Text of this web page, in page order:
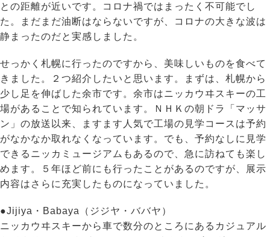
との距離が近いです。コロナ禍ではまったく不可能でし
た。まだまだ油断はならないですが、コロナの大きな波は
静まったのだと実感しました。
せっかく札幌に行ったのですから、美味しいものを食べて
きました。２つ紹介したいと思います。まずは、札幌から
少し足を伸ばした余市です。余市はニッカウヰスキーの工
場があることで知られています。ＮＨＫの朝ドラ「マッサ
ン」の放送以来、ますます人気で工場の見学コースは予約
がなかなか取れなくなっています。でも、予約なしに見学
できるニッカミュージアムもあるので、急に訪ねても楽し
めます。５年ほど前にも行ったことがあるのですが、展示
内容はさらに充実したものになっていました。
●Jijiya・Babaya（ジジヤ・ババヤ）
ニッカウヰスキーから車で数分のところにあるカジュアル